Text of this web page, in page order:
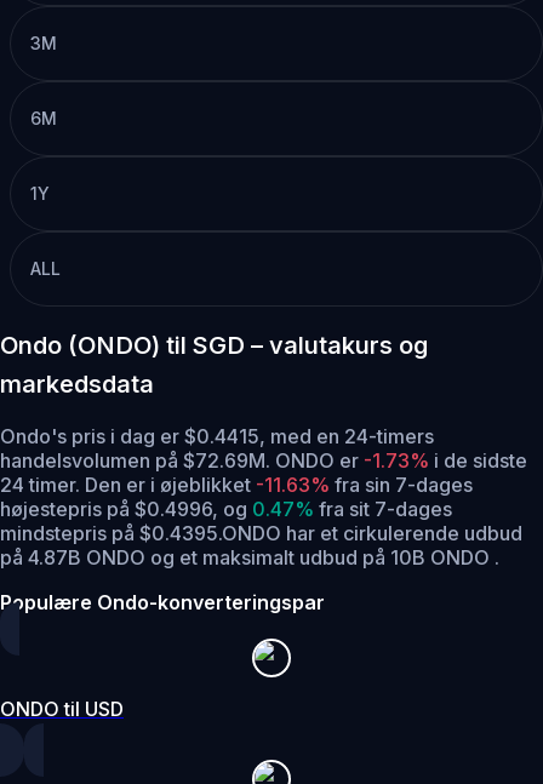
3M
6M
1Y
ALL
Ondo (ONDO) til SGD – valutakurs og
markedsdata
Ondo's pris i dag er $0.4415, med en 24-timers
handelsvolumen på $72.69M. ONDO er -1.73% i de sidste
24 timer. Den er i øjeblikket -11.63% fra sin 7-dages
højestepris på $0.4996, og 0.47% fra sit 7-dages
mindstepris på $0.4395.ONDO har et cirkulerende udbud
på 4.87B ONDO og et maksimalt udbud på 10B ONDO .
Populære Ondo-konverteringspar
ONDO til USD